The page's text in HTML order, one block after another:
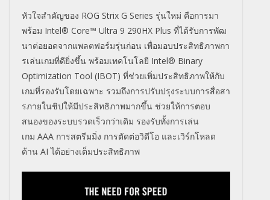
หัวใจสำคัญของ ROG Strix G Series รุ่นใหม่ คือการมา
พร้อม Intel® Core™ Ultra 9 290HX Plus ที่ได้รับการพัฒ
นาต่อยอดจากแพลตฟอร์มรุ่นก่อน เพื่อมอบประสิทธิภาพกา
รเล่นเกมที่ดียิ่งขึ้น พร้อมเทคโนโลยี Intel® Binary
Optimization Tool (IBOT) ที่ช่วยเพิ่มประสิทธิภาพให้กับ
เกมที่รองรับโดยเฉพาะ รวมถึงการปรับปรุงระบบการสื่อสา
รภายในชิปให้มีประสิทธิภาพมากขึ้น ช่วยให้การตอบ
สนองของระบบรวดเร็วกว่าเดิม รองรับทั้งการเล่น
เกม AAA การสตรีมมิ่ง การตัดต่อวิดีโอ และเวิร์กโหลด
ด้าน AIได้อย่างเต็มประสิทธิภาพ